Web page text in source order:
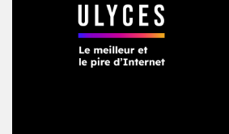
désenvoyellement »), une
plus tôt sur Usenet. Les
retiraient alors les voyelles de